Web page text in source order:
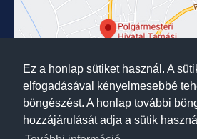
Ez a honlap sütiket használ. A
elfogadásával kényelmesebbé
böngészést. A honlap további
hozzájárulását adja a sütik